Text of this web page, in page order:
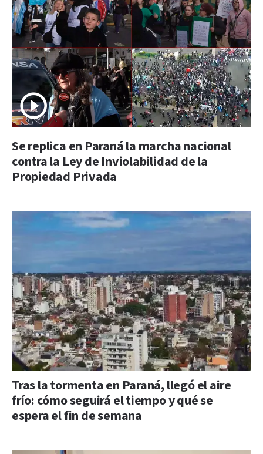
Se replica en Paraná la marcha nacional
contra la Ley de Inviolabilidad de la
Propiedad Privada
Tras la tormenta en Paraná, llegó el aire
frío: cómo seguirá el tiempo y qué se
espera el fin de semana